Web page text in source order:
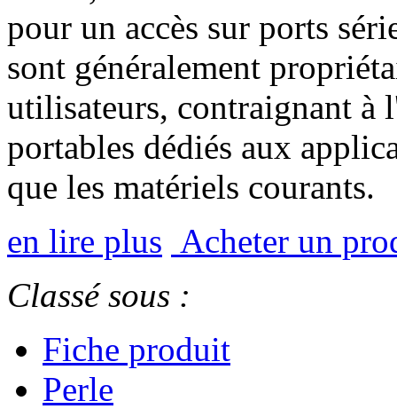
pour un accès sur ports
sont généralement
utilisateurs, contraignant
portables dédiés aux
que les matériels courants.
en lire plus Acheter un
Classé sous :
Fiche produit
Perle